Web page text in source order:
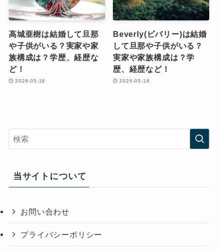
高城亜樹は結婚して旦那
や子供がいる？実家や家
族構成は？学歴、経歴な
ど！
2026-05-18
Beverly(ビバリー)は結婚
して旦那や子供がいる？
実家や家族構成は？学
歴、経歴など！
2026-05-18
当サイトについて
お問い合わせ
プライバシーポリシー